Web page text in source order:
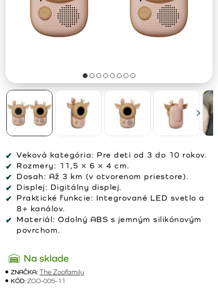
Veková kategória: Pre deti od 3 do 10 rokov.
Rozmery: 11,5 × 6 × 4 cm.
Dosah: Až 3 km (v otvorenom priestore).
Displej: Digitálny displej.
Praktické funkcie: Integrované LED svetlo a
8+ kanálov.
Materiál: Odolný ABS s jemným silikónovým
povrchom.
Na sklade
ZNAČKA:The Zoofamily
KÓD:ZOO-005-11